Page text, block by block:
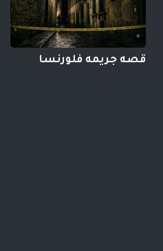
قصه جريمه فلورنسا